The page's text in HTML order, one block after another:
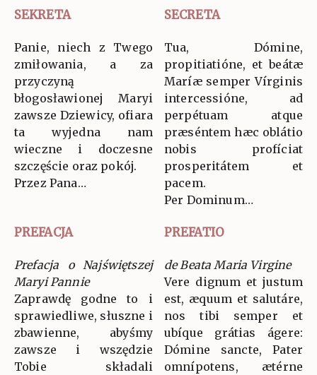
SEKRETA SECRETA
Panie, niech z Twego
zmiłowania, a za
przyczyną
błogosławionej Maryi
zawsze Dziewicy, ofiara
ta wyjedna nam
wieczne i doczesne
szczęście oraz pokój.
Przez Pana…
Tua, Dómine,
propitiatióne, et beátæ
Maríæ semper Vírginis
intercessióne, ad
perpétuam atque
præséntem hæc oblátio
nobis profíciat
prosperitátem et
pacem.
Per Dominum…
PREFACJA PREFATIO
Prefacja o Najświętszej
Maryi Pannie
Zaprawdę godne to i
sprawiedliwe, słuszne i
zbawienne, abyśmy
zawsze i wszędzie
Tobie składali
de Beata Maria Virgine
Vere dignum et justum
est, æquum et salutáre,
nos tibi semper et
ubíque grátias ágere:
Dómine sancte, Pater
omnípotens, ætérne